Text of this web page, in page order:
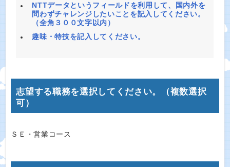
NTTデータというフィールドを利用して、国内外を
問わずチャレンジしたいことを記入してください。
（全角３００文字以内）
趣味・特技を記入してください。
志望する職務を選択してください。（複数選択
可）
ＳＥ・営業コース